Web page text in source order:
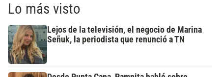
Lo más visto
Lejos de la televisión, el negocio de Marina
Señuk, la periodista que renunció a TN